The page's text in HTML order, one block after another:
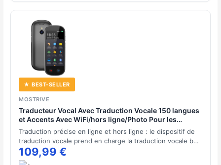
★ BEST-SELLER
MOSTRIVE
Traducteur Vocal Avec Traduction Vocale 150 langues
et Accents Avec WiFi/hors ligne/Photo Pour les
Voyages, l'apprentissage et les affaires,Noir
Traduction précise en ligne et hors ligne : le dispositif de
traduction vocale prend en charge la traduction vocale b…
109,99 €